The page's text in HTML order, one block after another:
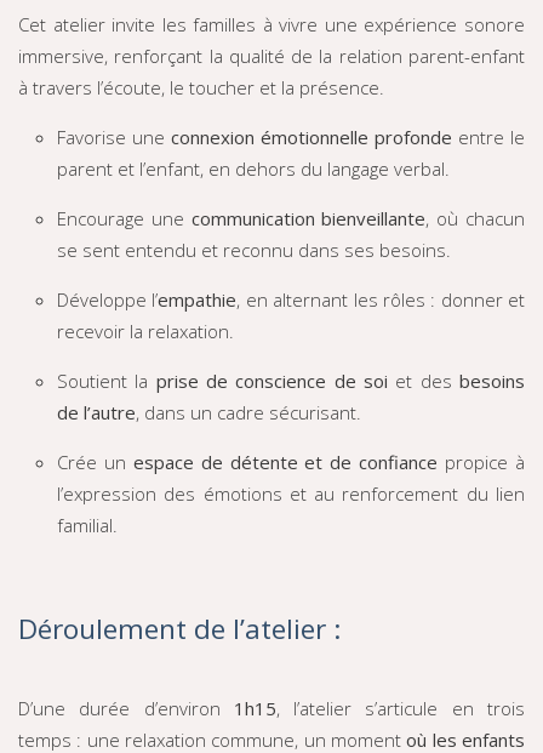
Cet atelier invite les familles à vivre une expérience sonore
immersive, renforçant la qualité de la relation parent-enfant
à travers l’écoute, le toucher et la présence.
Favorise une connexion émotionnelle profonde entre le
parent et l’enfant, en dehors du langage verbal.
Encourage une communication bienveillante, où chacun
se sent entendu et reconnu dans ses besoins.
Développe l’empathie, en alternant les rôles : donner et
recevoir la relaxation.
Soutient la prise de conscience de soi et desbesoins
de l’autre, dans un cadre sécurisant.
Crée un espace de détente et de confiance propice à
l’expression des émotions et au renforcement du lien
familial.
Déroulement de l’atelier :
D’une durée d’environ 1h15, l’atelier s’articule en trois
temps : une relaxation commune, un momentoù les enfants